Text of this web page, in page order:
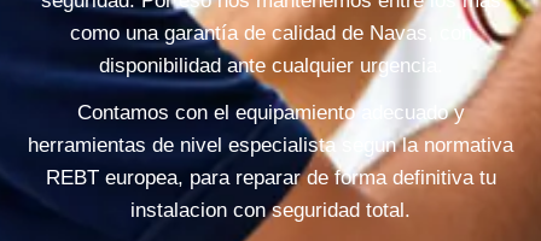
como una garantía de calidad de Navas, con
disponibilidad ante cualquier urgencia.
Contamos con el equipamiento adecuado y
herramientas de nivel especialista segun la normativa
REBT europea, para reparar de forma definitiva tu
instalacion con seguridad total.